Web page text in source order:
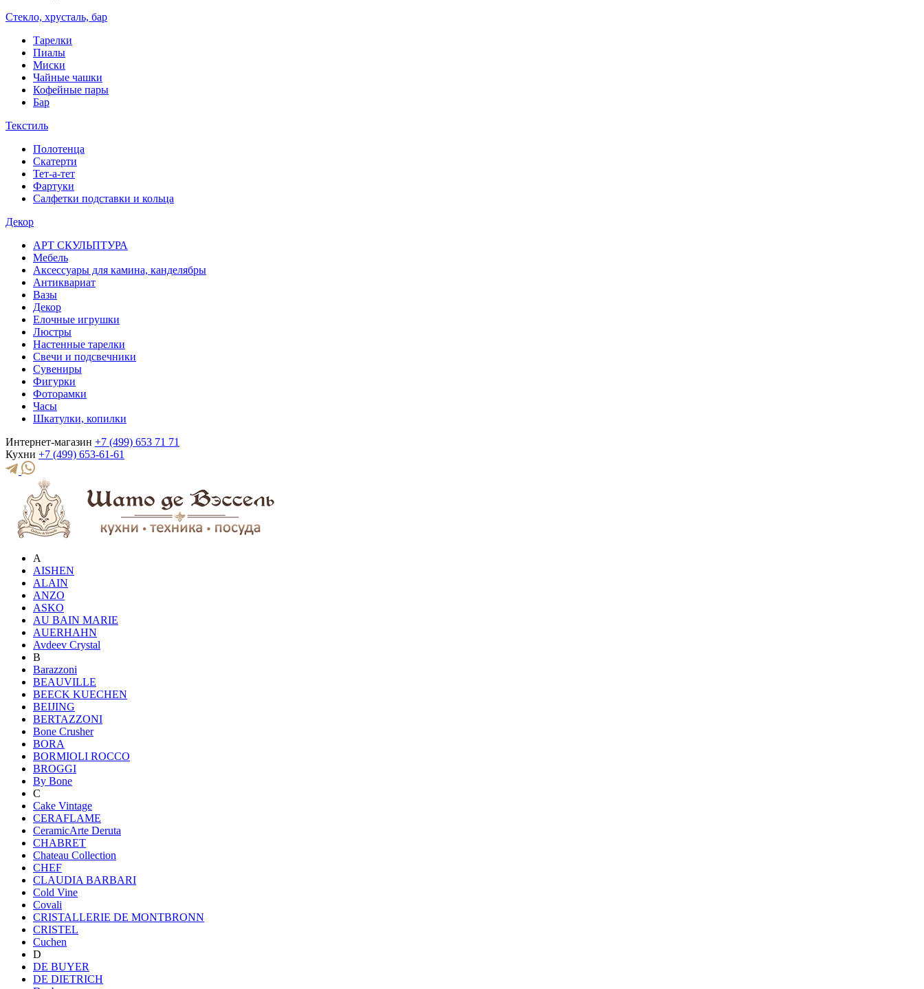
Стекло, хрусталь, бар
Тарелки
Пиалы
Миски
Чайные чашки
Кофейные пары
Бар
Текстиль
Полотенца
Скатерти
Тет-а-тет
Фартуки
Салфетки подставки и кольца
Декор
АРТ СКУЛЬПТУРА
Мебель
Аксессуары для камина, канделябры
Антиквариат
Вазы
Декор
Елочные игрушки
Люстры
Настенные тарелки
Свечи и подсвечники
Сувениры
Фигурки
Фоторамки
Часы
Шкатулки, копилки
Интернет-магазин +7 (499) 653 71 71
Кухни +7 (499) 653-61-61
A
AISHEN
ALAIN
ANZO
ASKO
AU BAIN MARIE
AUERHAHN
Avdeev Crystal
B
Barazzoni
BEAUVILLE
BEECK KUECHEN
BEIJING
BERTAZZONI
Bone Crusher
BORA
BORMIOLI ROCCO
BROGGI
By Bone
C
Cake Vintage
CERAFLAME
CeramicArte Deruta
CHABRET
Chateau Collection
CHEF
CLAUDIA BARBARI
Cold Vine
Covali
CRISTALLERIE DE MONTBRONN
CRISTEL
Cuchen
D
DE BUYER
DE DIETRICH